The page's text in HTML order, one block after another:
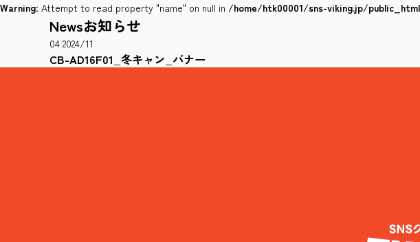
Warning: Attempt to read property "name" on null in /home/htk00001/sns-viking.jp/
Newsお知らせ
04 2024/11
CB-AD16F01_冬キャン_バナー